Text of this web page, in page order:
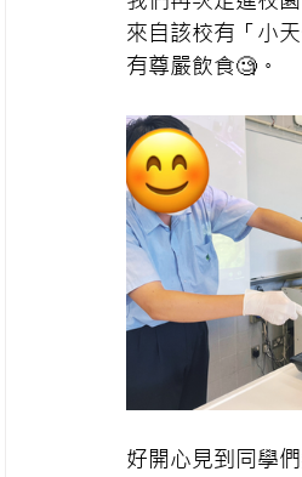
來自該校有「小
有尊嚴飲食🧐。
好開心見到同學